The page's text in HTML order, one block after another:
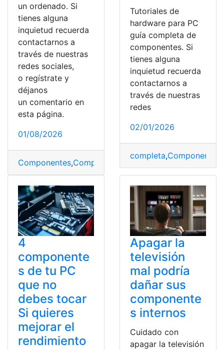
un ordenado. Si
tienes alguna
inquietud recuerda
contactarnos a
través de nuestras
redes sociales,
o regístrate y
déjanos
un comentario en
esta página.
01/08/2026
Componentes,Computación computador
Tutoriales de
hardware para PC
guía completa de
componentes. Si
tienes alguna
inquietud recuerda
contactarnos a
través de nuestras
redes
02/01/2026
completa,Componentes
4
componente
s de tu PC
que no
debes tocar
Si quieres
mejorar el
rendimiento
Apagar la
televisión
mal podría
dañar sus
componente
s internos
Cuidado con
apagar la televisión